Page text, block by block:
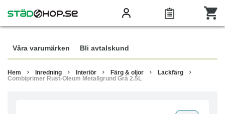
Våra varumärken Bli avtalskund
Hem Inredning Interiör Färg & oljor
Lackfärg
Combiprimer Rust-Oleum Metallgrund Grå 2.5L